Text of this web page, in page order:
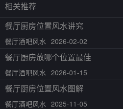
相关推荐
餐厅厨房位置风水讲究
餐厅酒吧风水 2026-02-02
餐厅厨房放哪个位置最佳
餐厅酒吧风水 2026-01-15
餐厅厨房位置风水图解
餐厅酒吧风水 2025-11-05